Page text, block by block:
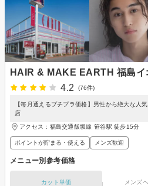
HAIR & MAKE EARTH 福島イ
4.2
(76件)
【毎月通えるプチプラ価格】男性から絶大な人
店
アクセス：福島交通飯坂線 笹谷駅 徒歩15分
ポイントが貯まる・使える メンズ歓迎
メニュー別参考価格
カット単価 メンズ